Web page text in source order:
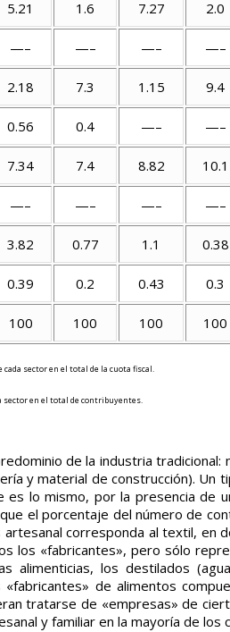
5.21 1.6 7.27 2.0
—– —– —– —–
2.18 7.3 1.15 9.4
0.56 0.4 —– —–
7.34 7.4 8.82 10.1
—– —– —– —–
3.82 0.77 1.1 0.38
0.39 0.2 0.43 0.3
100 100 100 100
sector en el total de la cuota fiscal.
en el total de contribuyentes.
de la industria
y material de construcción).
es lo mismo, por la presencia de
el porcentaje del número de
corresponda al textil, en
los «fabricantes», pero sólo
alimenticias, los destilados
de alimentos
tratarse de «empresas» de
y familiar en la mayoría de los